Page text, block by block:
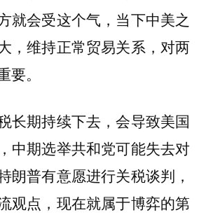
就会受这个气，当下中美之
，维持正常贸易关系，对两
。
长期持续下去，会导致美国
中期选举共和党可能失去对
朗普有意愿进行关税谈判，
观点，现在就属于博弈的第